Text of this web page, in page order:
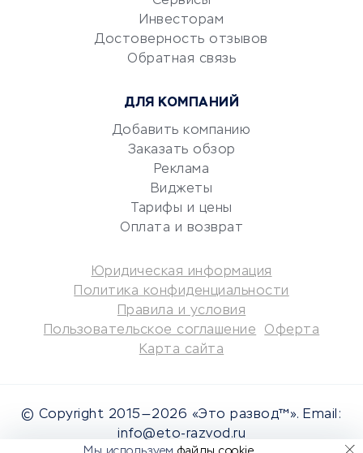
документооборот
Юридические компании
Аудиторские компании
Бухгалтерия онлайн
Потребительские кредиты
Кредитные карты
Дебетовые карты
Микрофинансовые
Улучшение кредитной
Инвесторам
Достоверность отзывов
Обратная связь
ДЛЯ КОМПАНИЙ
Добавить компанию
Заказать обзор
Реклама
Виджеты
Тарифы и цены
Оплата и возврат
Юридическая информация
Политика конфиденциальности
Правила и условия
Пользовательское соглашение
Оферта
Карта сайта
© Copyright 2015—2026 «Это развод™». Email:
info@eto-razvod.ru